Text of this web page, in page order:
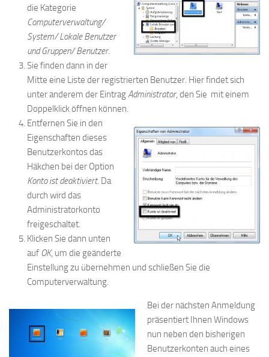
die Kategorie
Computerverwaltung/
System/ Lokale Benutzer
und Gruppen/ Benutzer.
Sie finden dann in der
Mitte eine Liste der registrierten Benutzer. Hier findet sich
unter anderem der EintragAdministrator, den Sie mit einem
Doppelklick öffnen können.
Entfernen Sie in den
Eigenschaften dieses
Benutzerkontos das
Häkchen bei der Option
Konto ist deaktiviert. Da
durch wird das
Administratorkonto
freigeschaltet.
Klicken Sie dann unten
auf OK, um die geänderte
Einstellung zu übernehmen und schließen Sie die
Computerverwaltung.
Bei der nächsten Anmeldung
präsentiert Ihnen Windows
nun neben den bisherigen
Benutzerkonten auch eines